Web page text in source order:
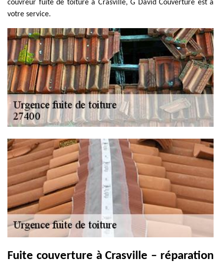
couvreur fuite de toiture à Crasville, G David Couverture est à
votre service.
Fuite couverture à Crasville – réparation